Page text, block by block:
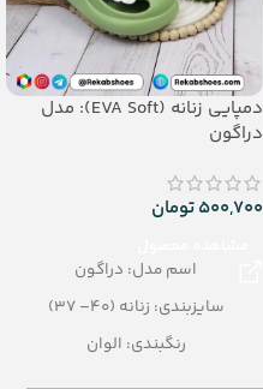
دمپایی زنانه (EVA Soft): مدل
دراگون
500,700تومان
اسم مدل: دراگون
سایزبندی: زنانه (40– 37)
رنگبندی: الوان
تعداد در کارتن: 16 جفت